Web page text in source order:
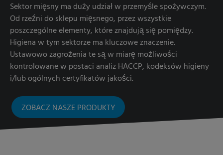
Sektor mięsny ma duży udział w przemyśle spożywczym.
Od rzeźni do sklepu mięsnego, przez wszystkie
poszczególne elementy, które znajdują się pomiędzy.
Higiena w tym sektorze ma kluczowe znaczenie.
Ustawowo zagrożenia te są w miarę możliwości
kontrolowane w postaci analiz HACCP, kodeksów higieny
i/lub ogólnych certyfikatów jakości.
ZOBACZ NASZE PRODUKTY